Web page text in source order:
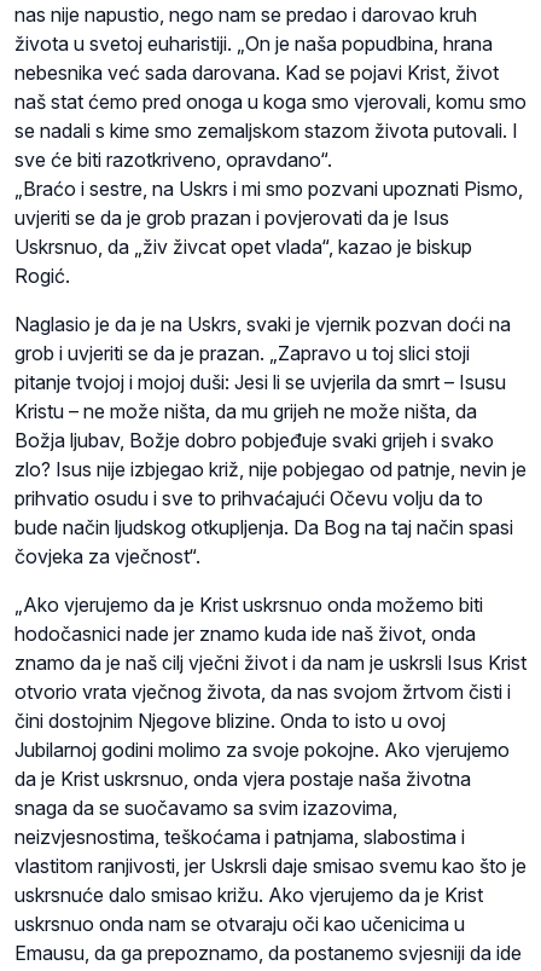
nas nije napustio, nego nam se predao i darovao kruh
života u svetoj euharistiji. „On je naša popudbina, hrana
nebesnika već sada darovana. Kad se pojavi Krist, život
naš stat ćemo pred onoga u koga smo vjerovali, komu smo
se nadali s kime smo zemaljskom stazom života putovali. I
sve će biti razotkriveno, opravdano“.
„Braćo i sestre, na Uskrs i mi smo pozvani upoznati Pismo,
uvjeriti se da je grob prazan i povjerovati da je Isus
Uskrsnuo, da „živ živcat opet vlada“, kazao je biskup
Rogić.
Naglasio je da je na Uskrs, svaki je vjernik pozvan doći na
grob i uvjeriti se da je prazan. „Zapravo u toj slici stoji
pitanje tvojoj i mojoj duši: Jesi li se uvjerila da smrt – Isusu
Kristu – ne može ništa, da mu grijeh ne može ništa, da
Božja ljubav, Božje dobro pobjeđuje svaki grijeh i svako
zlo? Isus nije izbjegao križ, nije pobjegao od patnje, nevin je
prihvatio osudu i sve to prihvaćajući Očevu volju da to
bude način ljudskog otkupljenja. Da Bog na taj način spasi
čovjeka za vječnost“.
„Ako vjerujemo da je Krist uskrsnuo onda možemo biti
hodočasnici nade jer znamo kuda ide naš život, onda
znamo da je naš cilj vječni život i da nam je uskrsli Isus Krist
otvorio vrata vječnog života, da nas svojom žrtvom čisti i
čini dostojnim Njegove blizine. Onda to isto u ovoj
Jubilarnoj godini molimo za svoje pokojne. Ako vjerujemo
da je Krist uskrsnuo, onda vjera postaje naša životna
snaga da se suočavamo sa svim izazovima,
neizvjesnostima, teškoćama i patnjama, slabostima i
vlastitom ranjivosti, jer Uskrsli daje smisao svemu kao što je
uskrsnuće dalo smisao križu. Ako vjerujemo da je Krist
uskrsnuo onda nam se otvaraju oči kao učenicima u
Emausu, da ga prepoznamo, da postanemo svjesniji da ide